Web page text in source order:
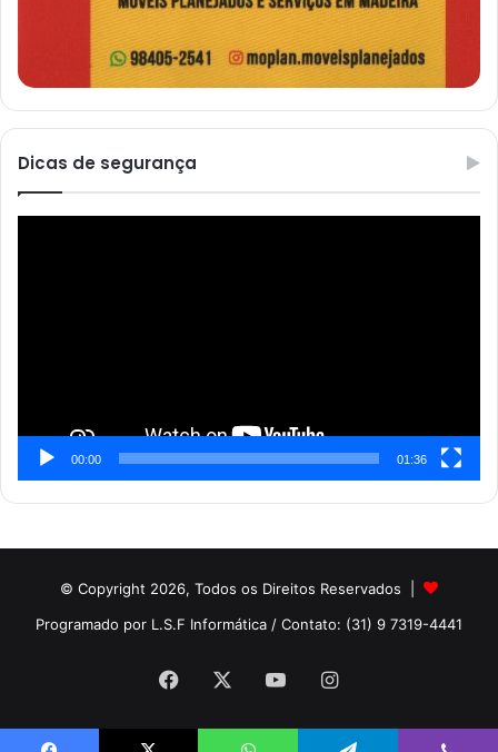
Dicas de segurança
00:00 01:36
© Copyright 2026, Todos os Direitos Reservados |
Programado por L.S.F Informática / Contato: (31) 9 7319-4441
Facebook YouTubeInstagram